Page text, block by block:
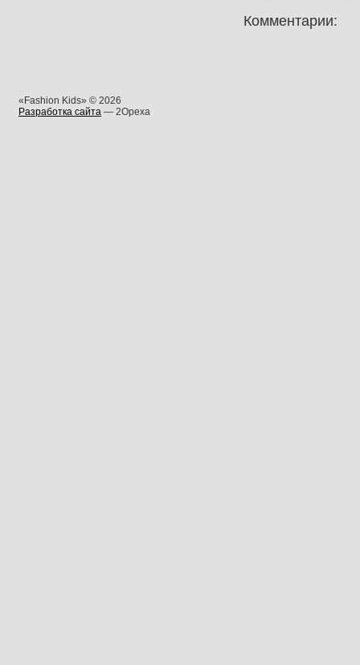
Комментарии:
«Fashion Kids» © 2026
Разработка сайта — 2Opexa